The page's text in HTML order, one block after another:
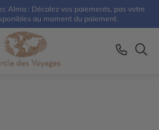
Alma : Décalez vos paiements, pas votre
au moment du paiement.